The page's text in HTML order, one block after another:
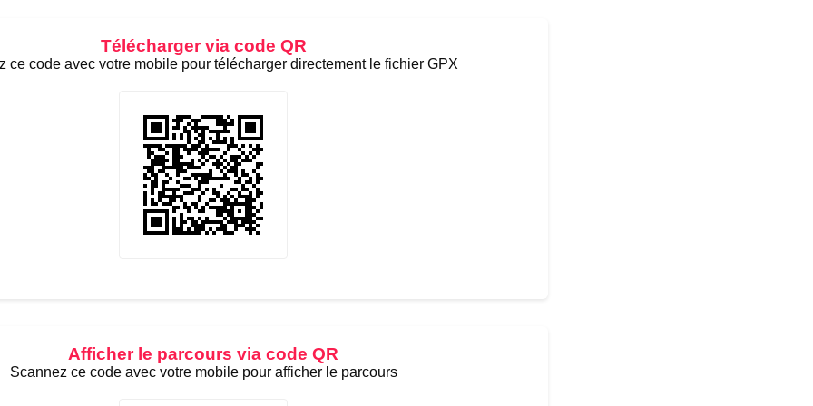
Télécharger via code QR
ce code avec votre mobile pour télécharger directement le fichier GPX
Afficher le parcours via code QR
Scannez ce code avec votre mobile pour afficher le parcours